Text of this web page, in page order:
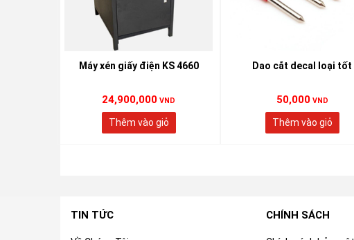
Máy xén giấy điện KS 4660
24,900,000 VND
Thêm vào giỏ
Dao cắt decal loại tốt
50,000 VND
Thêm vào giỏ
TIN TỨC CHÍNH SÁCH